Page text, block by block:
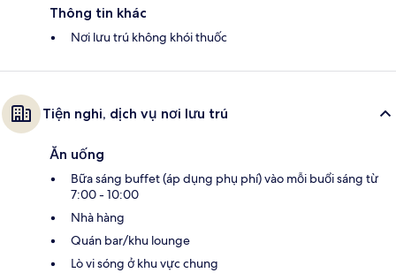
Thông tin khác
Nơi lưu trú không khói thuốc
Tiện nghi, dịch vụ nơi lưu trú
Ăn uống
Bữa sáng buffet (áp dụng phụ phí) vào mỗi buổi sáng từ
7:00 - 10:00
Nhà hàng
Quán bar/khu lounge
Lò vi sóng ở khu vực chung